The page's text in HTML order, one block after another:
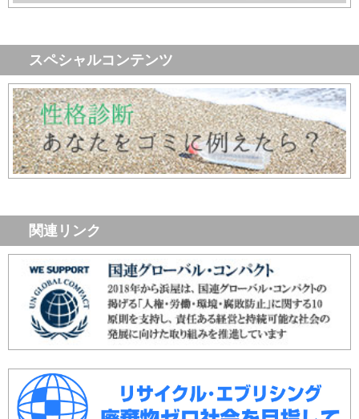
スペシャルコンテンツ
関連リンク